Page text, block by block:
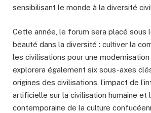
sensibilisant le monde à la diversité
Cette année, le forum sera placé sous
beauté dans la diversité : cultiver la
les civilisations pour une modernisation
explorera également six sous-axes
origines des civilisations, l’impact de
artificielle sur la civilisation humaine et
contemporaine de la culture